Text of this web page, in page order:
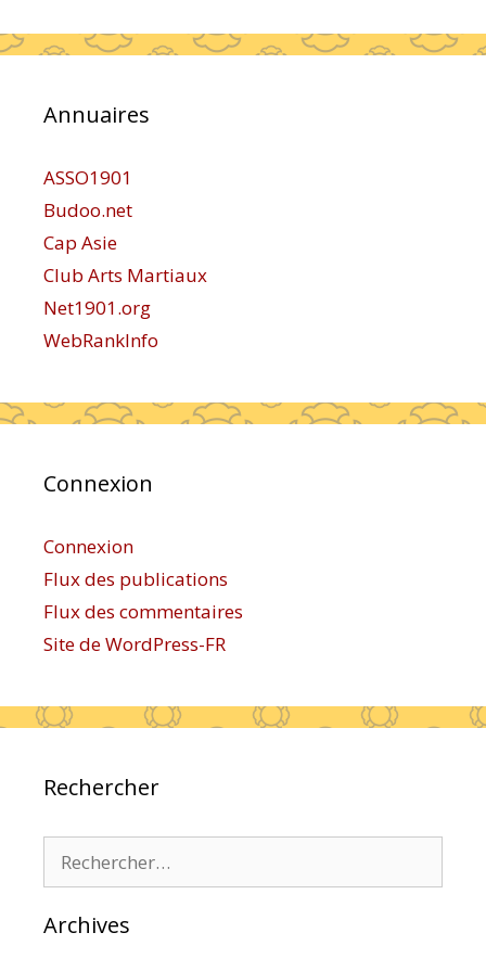
Annuaires
ASSO1901
Budoo.net
Cap Asie
Club Arts Martiaux
Net1901.org
WebRankInfo
Connexion
Connexion
Flux des publications
Flux des commentaires
Site de WordPress-FR
Rechercher
Archives